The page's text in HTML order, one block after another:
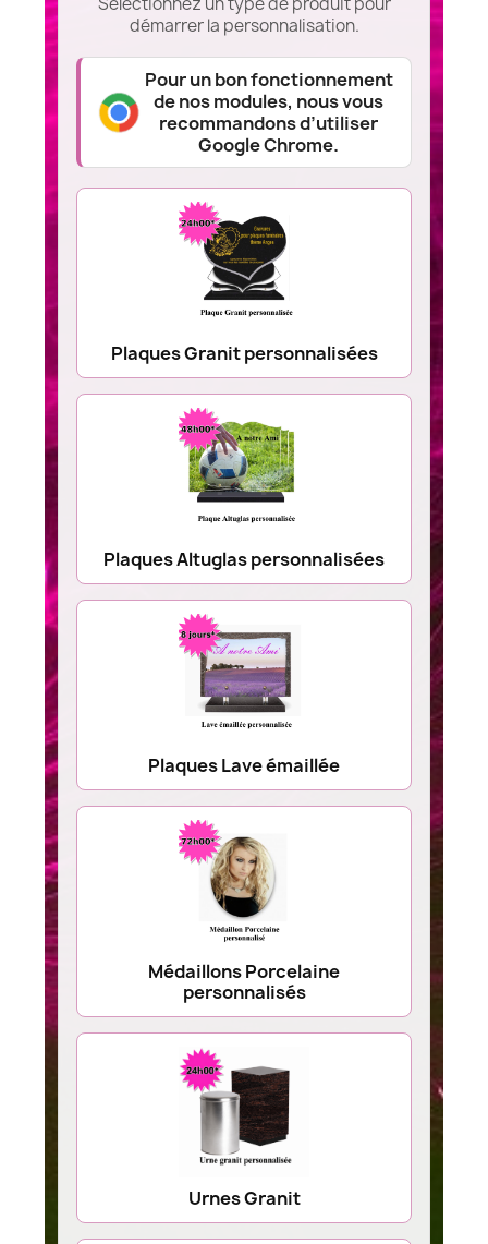
démarrer la personnalisation.
Pour un bon fonctionnement
de nos modules, nous vous
recommandons d’utiliser
Google Chrome.
Plaques Granit personnalisées
Plaques Altuglas personnalisées
Plaques Lave émaillée
Médaillons Porcelaine
personnalisés
Urnes Granit